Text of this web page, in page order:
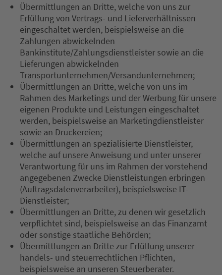
Übermittlungen an Dritte, welche von uns zur
Erfüllung von Vertrags- und Lieferverhältnissen
eingeschaltet werden, beispielsweise an die
Zahlungen abwickelnden
Bankinstitute/Zahlungsdienstleister sowie an die
Lieferungen abwickelnden
Transportunternehmen/Versandunternehmen;
Übermittlungen an Dritte, welche von uns im
Rahmen des Marketings und der Werbung für unsere
eigenen Produkte und Leistungen eingeschaltet
werden, beispielsweise an Marketingdienstleister
sowie an Druckereien;
Übermittlungen an spezialisierte Dienstleister,
welche auf unsere Anweisung und unter unserer
Verantwortung für uns im Rahmen der vorstehend
angegebenen Zwecke Dienstleistungen erbringen
(Auftragsdatenverarbeiter), beispielsweise IT-
Dienstleister;
Übermittlungen an Dritte, zu denen wir gesetzlich
verpflichtet sind, beispielsweise an das Finanzamt
oder sonstige staatliche Behörden;
Übermittlungen an Dritte zur Erfüllung unserer
handels- und steuerrechtlichen Pflichten,
beispielsweise an unseren Steuerberater.